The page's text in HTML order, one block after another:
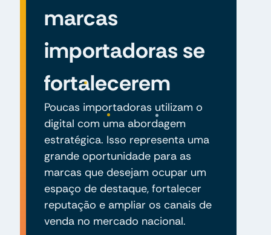
marcas
importadoras se
fortalecerem
Poucas importadoras utilizam o
digital com uma abordagem
estratégica. Isso representa uma
grande oportunidade para as
marcas que desejam ocupar um
espaço de destaque, fortalecer
reputação e ampliar os canais de
venda no mercado nacional.